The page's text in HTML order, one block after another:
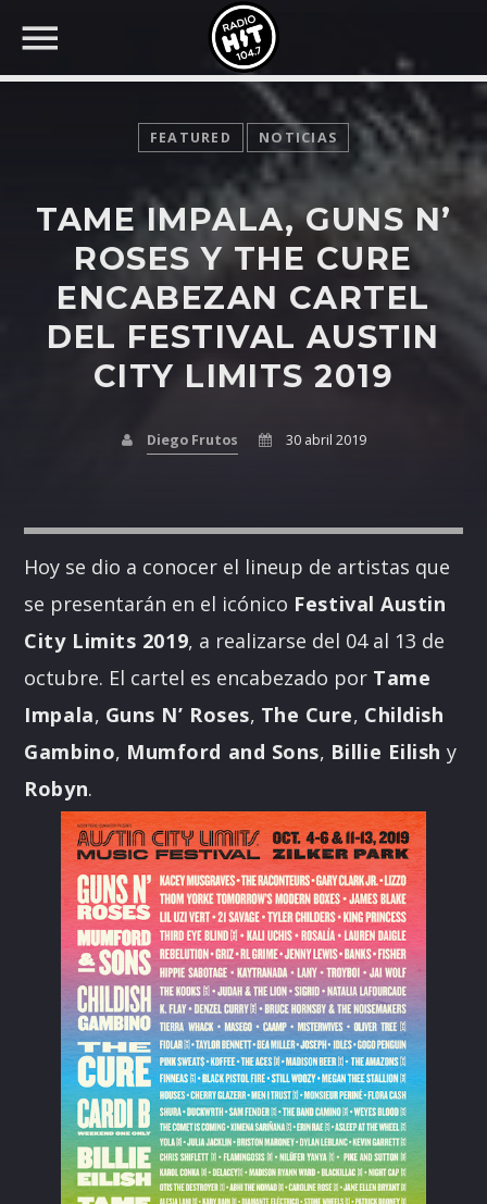
BUSCAR EN RADIO HIT
COMPARTE EN...
Twitter
FEATURED NOTICIAS
TAME IMPALA, GUNS N’
ROSES Y THE CURE
ENCABEZAN CARTEL
DEL FESTIVAL AUSTIN
CITY LIMITS 2019
Diego Frutos 30 abril 2019
Hoy se dio a conocer el lineup de artistas que
se presentarán en el icónico Festival Austin
City Limits 2019, a realizarse del 04 al 13 de
octubre. El cartel es encabezado por Tame
Impala, Guns N’ Roses, The Cure, Childish
Gambino, Mumford and Sons, Billie Eilish y
Robyn.